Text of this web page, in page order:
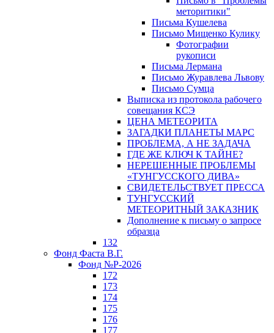
меторитики"
Письма Кушелева
Письмо Мищенко Кулику
Фотографии
рукописи
Письма Лермана
Письмо Журавлева Львову
Письмо Сумца
Выписка из протокола рабочего
совещания КСЭ
ЦЕНА МЕТЕОРИТА
ЗАГАДКИ ПЛАНЕТЫ МАРС
ПРОБЛЕМА, А НЕ ЗАДАЧА
ГДЕ ЖЕ КЛЮЧ К ТАЙНЕ?
НЕРЕШЕННЫЕ ПРОБЛЕМЫ
«ТУНГУССКОГО ДИВА»
СВИДЕТЕЛЬСТВУЕТ ПРЕССА
ТУНГУССКИЙ
МЕТЕОРИТНЫЙ ЗАКАЗНИК
Дополнение к письму о запросе
образца
132
Фонд Фаста В.Г.
Фонд №Р-2026
172
173
174
175
176
177